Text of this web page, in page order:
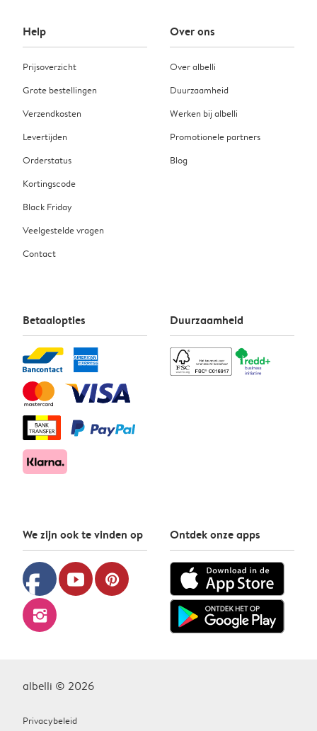
Help
Prijsoverzicht
Grote bestellingen
Verzendkosten
Levertijden
Orderstatus
Kortingscode
Black Friday
Veelgestelde vragen
Contact
Over ons
Over albelli
Duurzaamheid
Werken bij albelli
Promotionele partners
Blog
Betaalopties Duurzaamheid
We zijn ook te vinden op
facebook youtube pinterest
instagram
Ontdek onze apps
albelli © 2026
Privacybeleid